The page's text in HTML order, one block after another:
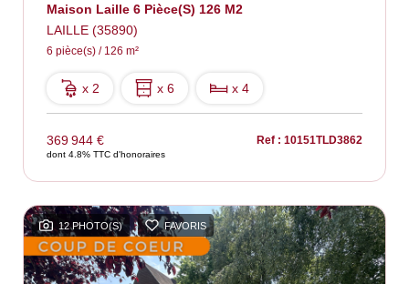
Maison Laille 6 Pièce(s) 126 M2
LAILLE (35890)
6 pièce(s) / 126 m²
x 2 x 6 x 4
369 944 €
dont 4.8% TTC d'honoraires
Ref : 10151TLD3862
12 PHOTO(S) FAVORIS